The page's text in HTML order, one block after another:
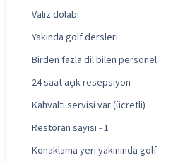
Valiz dolabı
Yakında golf dersleri
Birden fazla dil bilen personel
24 saat açık resepsiyon
Kahvaltı servisi var (ücretli)
Restoran sayısı - 1
Konaklama yeri yakınında golf